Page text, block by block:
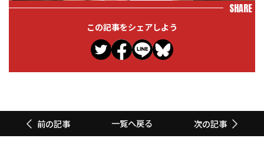
SHARE
この記事をシェアしよう
前の記事 一覧へ戻る 次の記事